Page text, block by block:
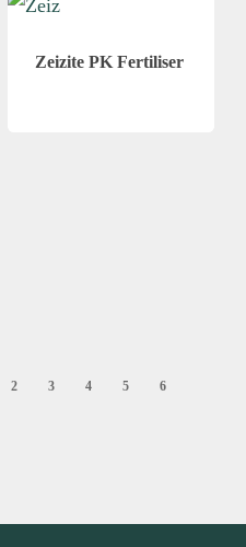
Zeizite PK Fertiliser
2 3 4 5 6